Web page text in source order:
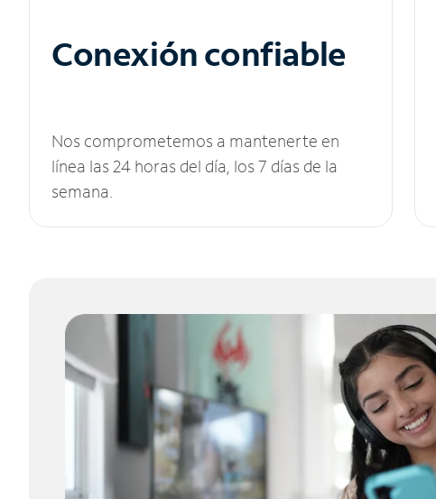
Conexión confiable
Nos comprometemos a mantenerte en
línea las 24 horas del día, los 7 días de la
semana.